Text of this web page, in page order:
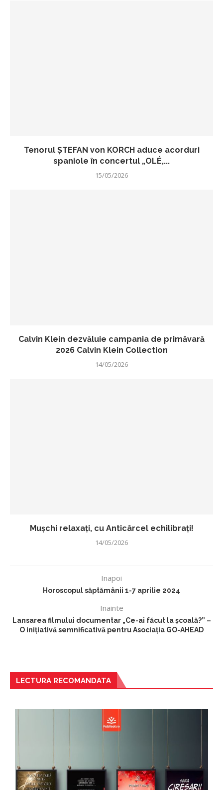
Tenorul ŞTEFAN von KORCH aduce acorduri
spaniole în concertul „OLÉ,...
15/05/2026
Calvin Klein dezvăluie campania de primăvară
2026 Calvin Klein Collection
14/05/2026
Mușchi relaxați, cu Anticârcel echilibrați!
14/05/2026
Inapoi
Horoscopul săptămânii 1-7 aprilie 2024
Inainte
Lansarea filmului documentar „Ce-ai făcut la școală?” –
O inițiativă semnificativă pentru Asociația GO-AHEAD
LECTURA RECOMANDATA